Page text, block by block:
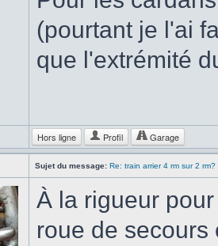
(pourtant je l'ai
que l'extrémité
Hors ligne Profil Garage
Sujet du message: Re: train arrier 4 rm sur 2 rm?
À la rigueur
roue de secours